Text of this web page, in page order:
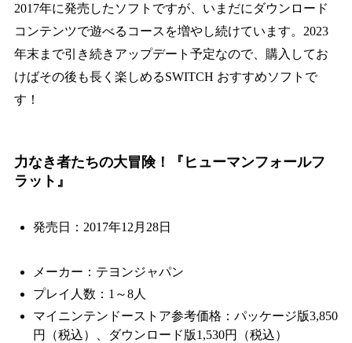
2017年に発売したソフトですが、いまだにダウンロード
コンテンツで遊べるコースを増やし続けています。2023
年末まで引き続きアップデート予定なので、購入してお
けばその後も長く楽しめるSWITCH おすすめソフトで
す！
力なき者たちの大冒険！『ヒューマンフォールフ
ラット』
発売日：2017年12月28日
メーカー：テヨンジャパン
プレイ人数：1～8人
マイニンテンドーストア参考価格：パッケージ版3,850
円（税込）、ダウンロード版1,530円（税込）